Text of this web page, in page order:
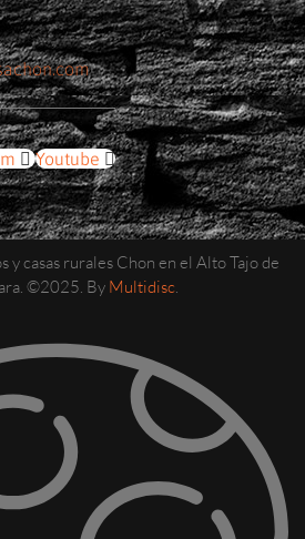
Youtube
y casas rurales Chon en el Alto Tajo de
©2025. By Multidisc.